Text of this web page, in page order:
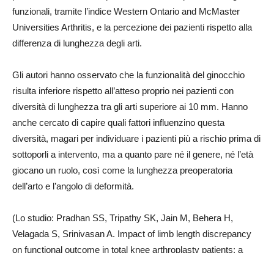
funzionali, tramite l’indice Western Ontario and McMaster
Universities Arthritis, e la percezione dei pazienti rispetto alla
differenza di lunghezza degli arti.
Gli autori hanno osservato che la funzionalità del ginocchio
risulta inferiore rispetto all’atteso proprio nei pazienti con
diversità di lunghezza tra gli arti superiore ai 10 mm. Hanno
anche cercato di capire quali fattori influenzino questa
diversità, magari per individuare i pazienti più a rischio prima di
sottoporli a intervento, ma a quanto pare né il genere, né l’età
giocano un ruolo, così come la lunghezza preoperatoria
dell’arto e l’angolo di deformità.
(Lo studio: Pradhan SS, Tripathy SK, Jain M, Behera H,
Velagada S, Srinivasan A. Impact of limb length discrepancy
on functional outcome in total knee arthroplasty patients: a